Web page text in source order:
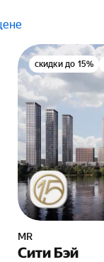
скидки до 15%
MR
Сити Бэй